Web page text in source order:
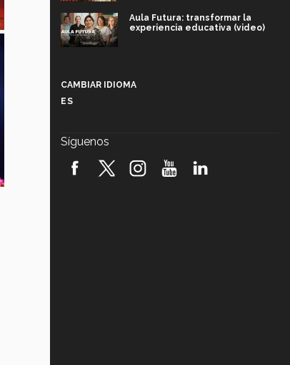
Aula Futura: transformar la
experiencia educativa (video)
robótica FIRST 2026! (video)
CAMBIAR IDIOMA
ES
Síguenos